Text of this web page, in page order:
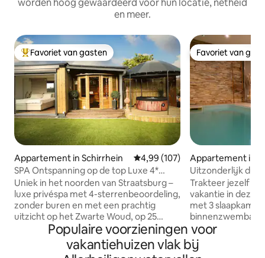
worden hoog gewaardeerd voor hun locatie, netheid
en meer.
Topfavoriet van gasten
Favoriet van gasten
Appartement in Schirrhein Gemiddelde beoordeling van
4,99 (107)
SPA Ontspanning op de top Luxe 4*
Uitzicht en privéspa
Uniek in het noorden van Straatsburg –
luxe privéspa met 4-sterrenbeoordeling,
zonder buren en met een prachtig
uitzicht op het Zwarte Woud, op 25
minuten van Straatsburg en Baden-
Baden, op 10 minuten van Haguenau, op
1 uur van Europa-Park en op 5 minuten
Favoriet van
Favoriet van
Appartement in
Uitzonderlijk
zwembad
Trakteer jezelf
vakantie in deze
met 3
binnenzwembad
verwarmd is tot 30 °C.
Straatsburg en
de Vogezen en
Populaire voorzieningen voor
vakantiehuizen vlak bij